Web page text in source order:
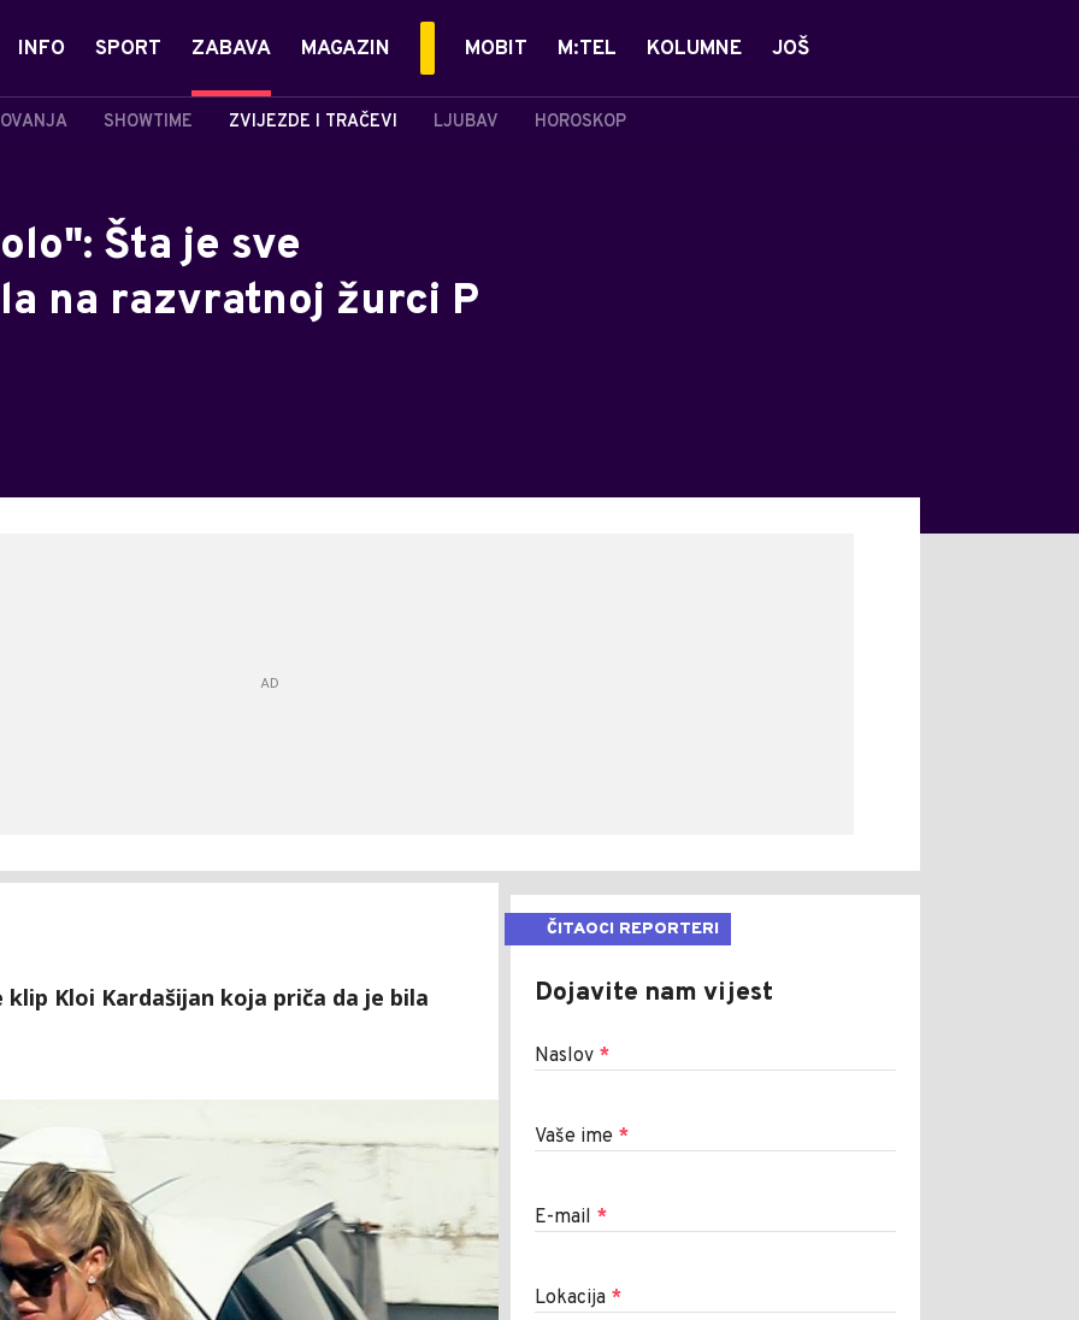
INFO SPORT ZABAVA
SHOWTIME ZVIJEZDE I TRAČEVI LJUBAV HOROSKOP
MAGAZIN MOBIT M:TEL KOLUMNE JOŠ
Šta je sve
na razvratnoj žurci P
Kloi Kardašijan koja priča da je bila
ČITAOCI REPORTERI
Dojavite nam vijest
Naslov *
Vaše ime *
E-mail *
Lokacija *